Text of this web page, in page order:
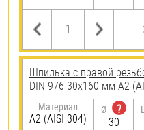
Шпилька с правой
DIN 976 30х160 мм А2
Материал
А2 (AISI 304)
Ø
?
30